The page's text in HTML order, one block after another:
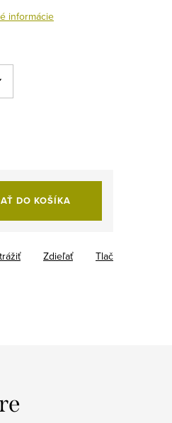
informácie
DO KOŠÍKA
Tlač
Zdieľať